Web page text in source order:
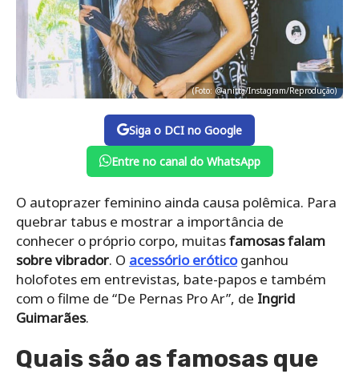
(Foto: @anitta/Instagram/Reprodução)
Siga o DCI no Google
Entre no canal do WhatsApp
O autoprazer feminino ainda causa polêmica. Para
quebrar tabus e mostrar a importância de
conhecer o próprio corpo, muitasfamosas falam
sobre vibrador. O acessório eróticoganhou
holofotes em entrevistas, bate-papos e também
com o filme de “De Pernas Pro Ar”, de Ingrid
Guimarães.
Quais são as famosas que